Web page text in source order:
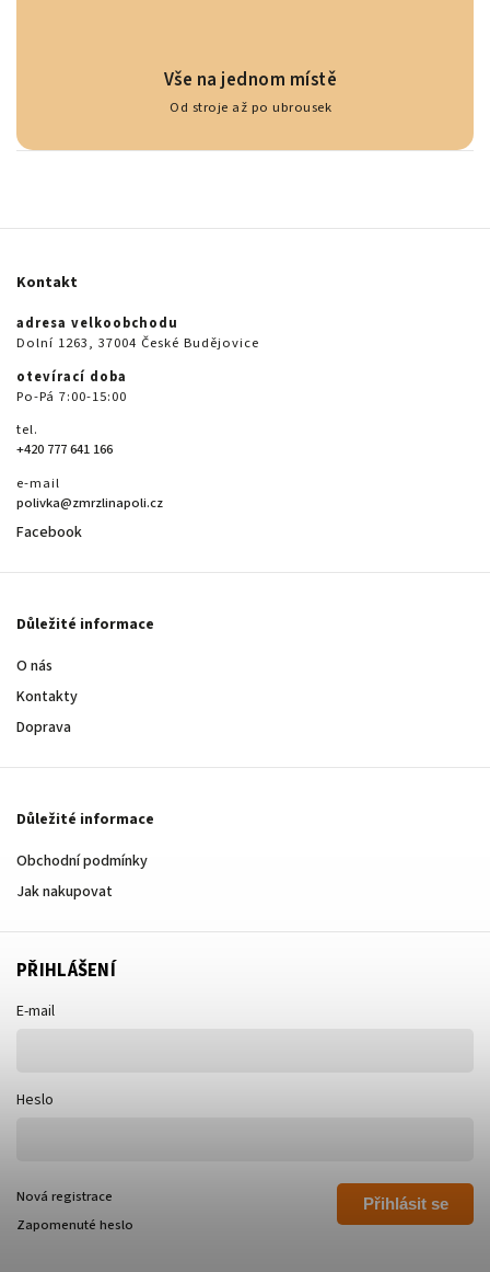
Vše na jednom místě
Od stroje až po ubrousek
Kontakt
adresa velkoobchodu
Dolní 1263, 37004 České Budějovice
otevírací doba
Po-Pá 7:00-15:00
tel.
+420 777 641 166
e-mail
polivka@zmrzlinapoli.cz
Facebook
Důležité informace
O nás
Kontakty
Doprava
Důležité informace
Obchodní podmínky
Jak nakupovat
PŘIHLÁŠENÍ
E-mail
Heslo
Přihlásit se
Nová registrace
Zapomenuté heslo